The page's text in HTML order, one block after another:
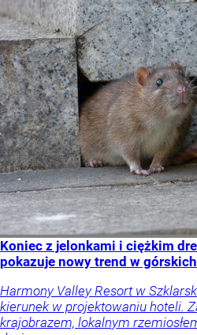
Koniec z jelonkami i ciężkim
pokazuje nowy trend w
Harmony Valley Resort w
kierunek w projektowaniu hoteli.
krajobrazem, lokalnym